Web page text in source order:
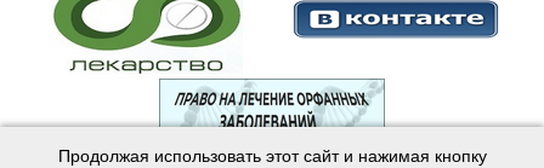
Продолжая использовать этот сайт и нажимая кнопку